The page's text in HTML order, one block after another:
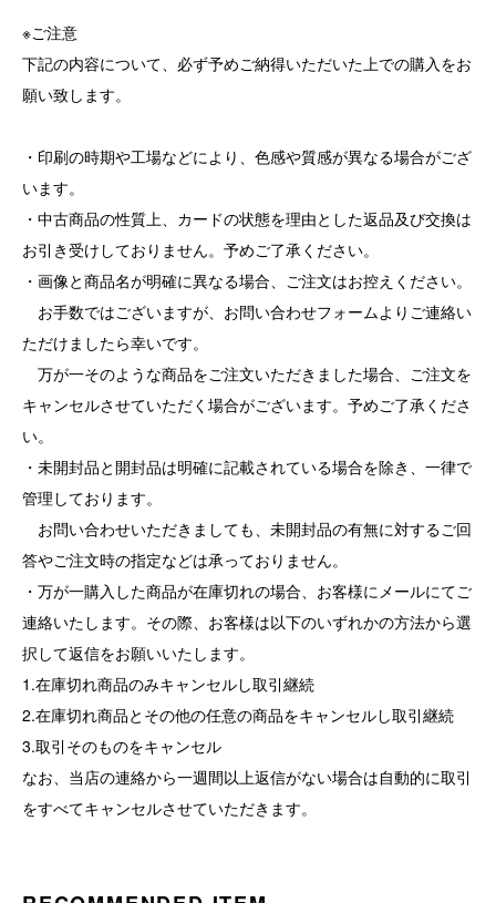
※ご注意
下記の内容について、必ず予めご納得いただいた上での購入をお
願い致します。
・印刷の時期や工場などにより、色感や質感が異なる場合がござ
います。
・中古商品の性質上、カードの状態を理由とした返品及び交換は
お引き受けしておりません。予めご了承ください。
・画像と商品名が明確に異なる場合、ご注文はお控えください。
お手数ではございますが、お問い合わせフォームよりご連絡い
ただけましたら幸いです。
万が一そのような商品をご注文いただきました場合、ご注文を
キャンセルさせていただく場合がございます。予めご了承くださ
い。
・未開封品と開封品は明確に記載されている場合を除き、一律で
管理しております。
お問い合わせいただきましても、未開封品の有無に対するご回
答やご注文時の指定などは承っておりません。
・万が一購入した商品が在庫切れの場合、お客様にメールにてご
連絡いたします。その際、お客様は以下のいずれかの方法から選
択して返信をお願いいたします。
1.在庫切れ商品のみキャンセルし取引継続
2.在庫切れ商品とその他の任意の商品をキャンセルし取引継続
3.取引そのものをキャンセル
なお、当店の連絡から一週間以上返信がない場合は自動的に取引
をすべてキャンセルさせていただきます。